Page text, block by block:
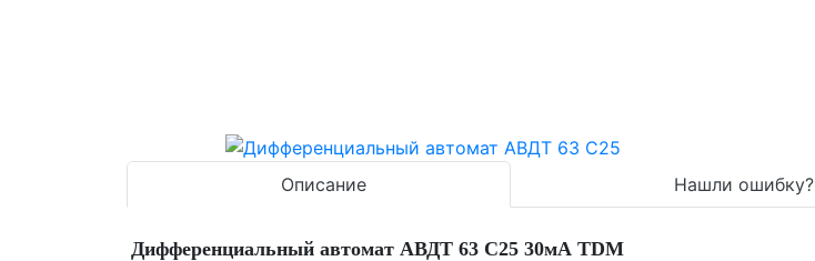
Описание Нашли ошибку?
Дифференциальный автомат АВДТ 63 C25 30мА TDM